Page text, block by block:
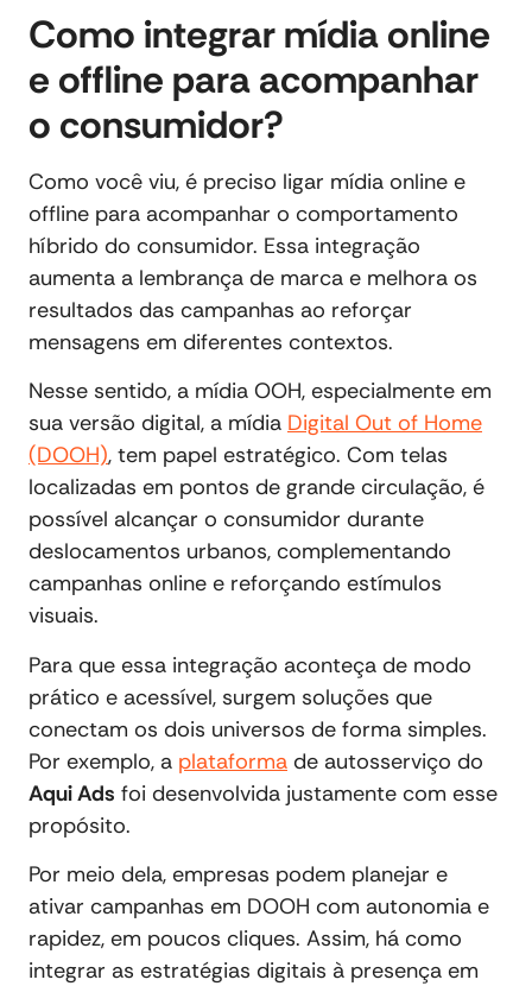
Como integrar mídia online
e offline para acompanhar
o consumidor?
Como você viu, é preciso ligar mídia online e
offline para acompanhar o comportamento
híbrido do consumidor. Essa integração
aumenta a lembrança de marca e melhora os
resultados das campanhas ao reforçar
mensagens em diferentes contextos.
Nesse sentido, a mídia OOH, especialmente em
sua versão digital, a mídia Digital Out of Home
(DOOH), tem papel estratégico. Com telas
localizadas em pontos de grande circulação, é
possível alcançar o consumidor durante
deslocamentos urbanos, complementando
campanhas online e reforçando estímulos
visuais.
Para que essa integração aconteça de modo
prático e acessível, surgem soluções que
conectam os dois universos de forma simples.
Por exemplo, a plataforma de autosserviço do
Aqui Ads foi desenvolvida justamente com esse
propósito.
Por meio dela, empresas podem planejar e
ativar campanhas em DOOH com autonomia e
rapidez, em poucos cliques. Assim, há como
integrar as estratégias digitais à presença em